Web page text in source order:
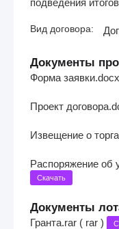
Вид договора:
Документы
Форма
Проект
Извещение о
Распоряжение об
Скачать
Документы
Гранта.rar ( rar )